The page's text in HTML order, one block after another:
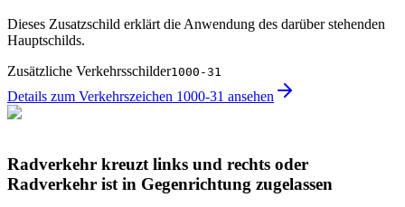
Dieses Zusatzschild erklärt die Anwendung des darüber stehenden
Hauptschilds.
Zusätzliche Verkehrsschilder1000-31
Details zum Verkehrszeichen 1000-31 ansehen
Radverkehr kreuzt links und rechts oder
Radverkehr ist in Gegenrichtung zugelassen